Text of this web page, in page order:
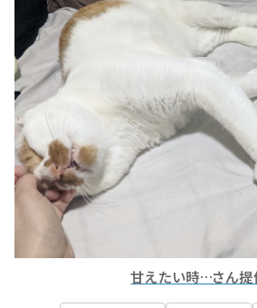
甘えたい時…さん提